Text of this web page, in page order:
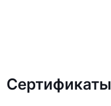
Сертификаты